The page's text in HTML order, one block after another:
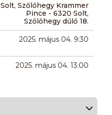
Solt, Szőlőhegy Krammer
Pince - 6320 Solt,
Szőlőhegy dűlő 18.
2025. május 04. 9:30
2025. május 04. 13:00